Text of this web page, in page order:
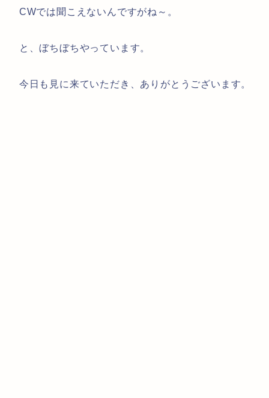
CWでは聞こえないんですがね～。
と、ぼちぼちやっています。
今日も見に来ていただき、ありがとうございます。